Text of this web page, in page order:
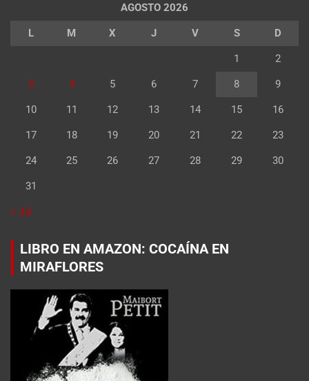
AGOSTO 2026
L M X J V S D
1 2
3 4 5 6 7 8 9
10 11 12 13 14 15 16
17 18 19 20 21 22 23
24 25 26 27 28 29 30
31
« Jul
LIBRO EN AMAZON: COCAÍNA EN
MIRAFLORES